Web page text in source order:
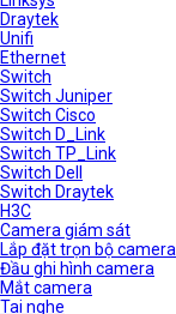
Draytek
Unifi
Ethernet
Switch
Switch Juniper
Switch Cisco
Switch D_Link
Switch TP_Link
Switch Dell
Switch Draytek
H3C
Camera giám sát
Lắp đặt trọn bộ camera
Đầu ghi hình camera
Mắt camera
Tai nghe